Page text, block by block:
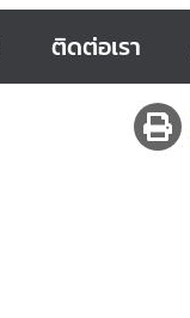
ติดต่อเรา